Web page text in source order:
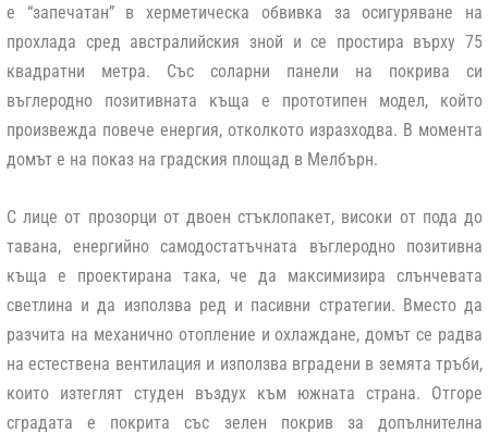
е “запечатан” в херметическа обвивка за осигуряване на
прохлада сред австралийския зной и се простира върху 75
квадратни метра. Със соларни панели на покрива си
въглеродно позитивната къща е прототипен модел, който
произвежда повече енергия, отколкото изразходва. В момента
домът е на показ на градския площад в Мелбърн.
С лице от прозорци от двоен стъклопакет, високи от пода до
тавана, енергийно самодостатъчната въглеродно позитивна
къща е проектирана така, че да максимизира слънчевата
светлина и да използва ред и пасивни стратегии. Вместо да
разчита на механично отопление и охлаждане, домът се радва
на естествена вентилация и използва вградени в земята тръби,
които изтеглят студен въздух към южната страна. Отгоре
сградата е покрита със зелен покрив за допълнителна